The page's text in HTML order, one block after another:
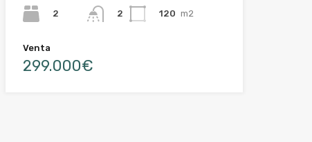
2
2
120 m2
Venta
299.000€